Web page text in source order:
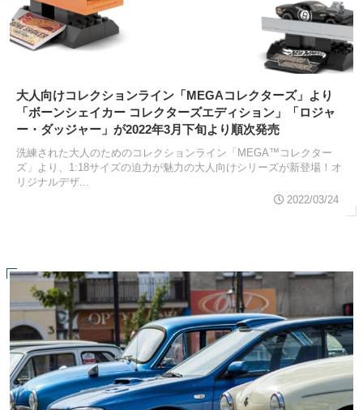
大人向けコレクションライン「MEGAコレクターズ」より
「ボーンシェイカー コレクターズエディション」「ロジャ
ー・ダッジャー」が2022年3月下旬より順次発売
洗練された大人のためのコレクションライン「MEGA™コレクター
ズ」より、1:18サイズの迫力が魅力の大人向けシリーズが新登場！オ
リジナルデザ...
2022/03/24